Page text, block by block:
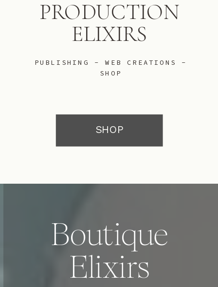
PUBLISHING - WEB CREATIONS -
SHOP
PRODUCTION
ELIXIRS
SHOP
Boutique
Elixirs